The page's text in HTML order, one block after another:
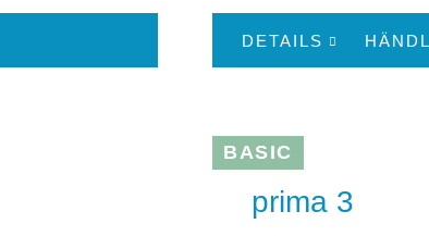
DETAILS
BASIC
prima 3